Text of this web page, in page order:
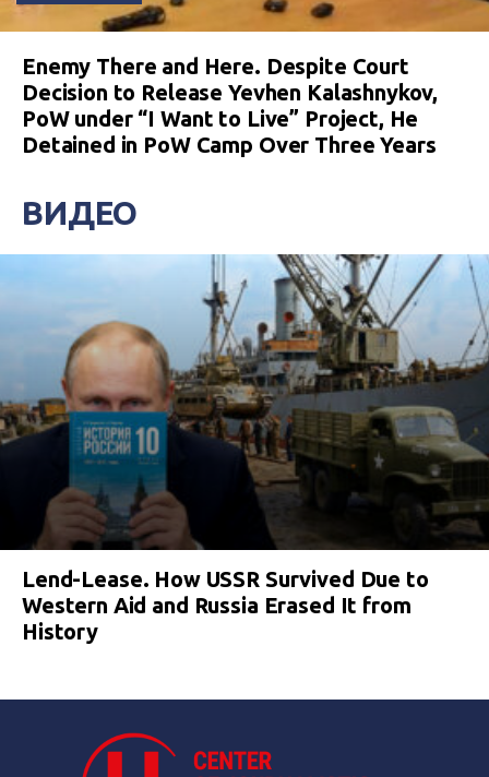
Enemy There and Here. Despite Court
Decision to Release Yevhen Kalashnykov,
PoW under “I Want to Live” Project, He
Detained in PoW Camp Over Three Years
ВИДЕО
Lend-Lease. How USSR Survived Due to
Western Aid and Russia Erased It from
History